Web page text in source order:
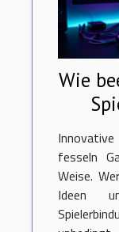
Wie
Innovative
fesseln
Weise.
Ideen